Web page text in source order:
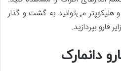
هلیکوپتر می‌توانید به گشت و گذار
فارو بپردازید.
دانمارک